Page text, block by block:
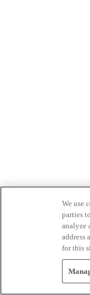
We use
parties
analyze
address
for this